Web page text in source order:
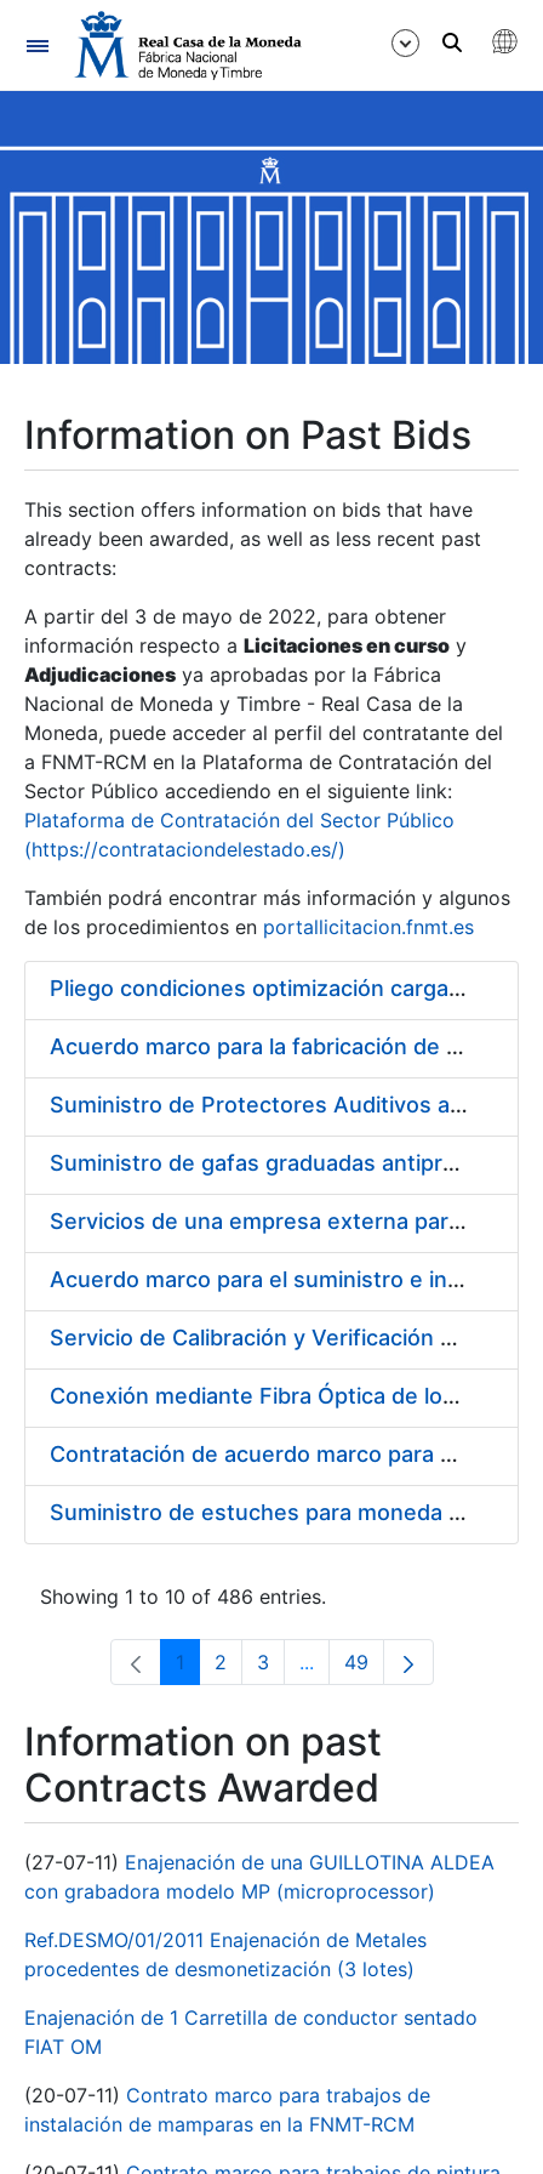
Navigation
Show/Hide
Show/Hide
Show/Hide
Show/Hide
Show/Hide
Show/Hide
Information on Past Bids
This section offers information on bids that have
already been awarded, as well as less recent past
contracts:
A partir del 3 de mayo de 2022, para obtener
información respecto a Licitaciones en curso y
Adjudicaciones ya aprobadas por la Fábrica
Nacional de Moneda y Timbre - Real Casa de la
Moneda, puede acceder al perfil del contratante del
a FNMT-RCM en la Plataforma de Contratación del
Sector Público accediendo en el siguiente link:
Plataforma de Contratación del Sector Público
(https://contrataciondelestado.es/)
También podrá encontrar más información y algunos
de los procedimientos en portallicitacion.fnmt.es
Pliego condiciones optimización cargas compras firmado
Acuerdo marco para la fabricación de piezas
Suministro de Protectores Auditivos a medida para las personas trabajadoras de los Centros de Trabajo de Madrid y Burgos
Suministro de gafas graduadas antiproyecciones para los trabajadores de la FNMT-RCM en los centros de trabajo de Madrid y Burgos
Servicios de una empresa externa para el asesoramiento y resolución de los recursos de alzada que se presentan relacionados con procesos de selección para la FNMT-RCM
Acuerdo marco para el suministro e instalación de persianas, estores y otros complementos
Servicio de Calibración y Verificación Externa de los Equipos de Medición del Servicio de Prevención de la FNMT-RCM
Conexión mediante Fibra Óptica de los Centros de Proceso de Datos (CPDs) de las sedes de la FNMT-RCM de Burgos y Madrid
Contratación de acuerdo marco para el Suministro de Material de Electricidad para la Fábrica Nacional de Moneda y Timbre-Real Casa de la Moneda en su centro de trabajo de Burgos
Suministro de estuches para moneda de 30 €
Showing 1 to 10 of 486 entries.
Page
1 Page
2 Page
3 ...Intermediate Pages Use
Page
49
Information on past
Contracts Awarded
(27-07-11) Enajenación de una GUILLOTINA ALDEA
con grabadora modelo MP (microprocessor)
Ref.DESMO/01/2011 Enajenación de Metales
procedentes de desmonetización (3 lotes)
Enajenación de 1 Carretilla de conductor sentado
FIAT OM
(20-07-11) Contrato marco para trabajos de
instalación de mamparas en la FNMT-RCM